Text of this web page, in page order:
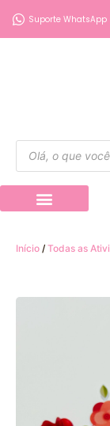
Suporte WhatsApp
Início / Todas as